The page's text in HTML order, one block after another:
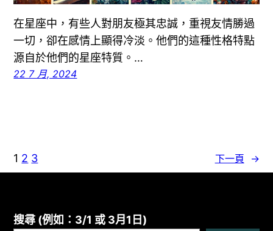
在星座中，有些人對朋友極其忠誠，重視友情勝過
一切，卻在感情上顯得冷淡。他們的這種性格特點
源自於他們的星座特質。…
22 7 月, 2024
1 2 3 下一頁 →
搜尋 (例如：3/1 或 3月1日)